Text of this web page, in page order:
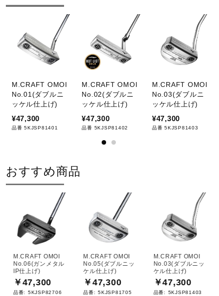
M.CRAFT OMOI
No.01(ダブルニ
ッケル仕上げ)
¥47,300
品番 5KJSP81401
M.CRAFT OMOI
No.02(ダブルニ
ッケル仕上げ)
¥47,300
品番 5KJSP81402
M.CRAFT OMOI
No.03(ダブルニ
ッケル仕上げ)
¥47,300
品番 5KJSP81403
おすすめ商品
M.CRAFT OMOI
No.06(ガンメタル
IP仕上げ)
￥47,300
品番: 5KJSP82706
M.CRAFT OMOI
No.05(ダブルニッ
ケル仕上げ)
￥47,300
品番: 5KJSP81705
M.CRAFT OMOI
No.03(ダブルニッ
ケル仕上げ)
￥47,300
品番: 5KJSP81403